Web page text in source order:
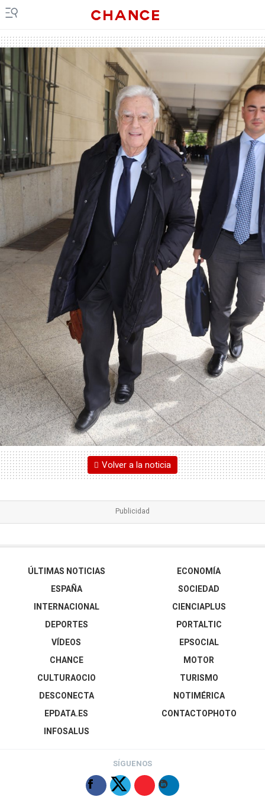
Volver a la noticia
ÚLTIMAS NOTICIAS
ESPAÑA
INTERNACIONAL
DEPORTES
VÍDEOS
ECONOMÍA
SOCIEDAD
CIENCIAPLUS
PORTALTIC
EPSOCIAL
CHANCE
CULTURAOCIO
DESCONECTA
EPDATA.ES
INFOSALUS
MOTOR
TURISMO
NOTIMÉRICA
CONTACTOPHOTO
SÍGUENOS